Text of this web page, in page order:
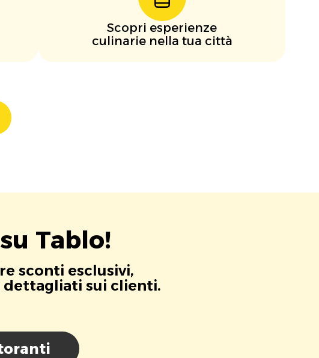
Scopri esperienze
culinarie nella tua città
Tablo!
sconti esclusivi,
dettagliati sui clienti.